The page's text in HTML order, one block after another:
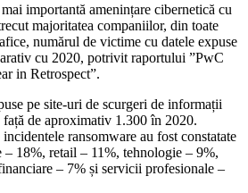
importantă amenințare cibernetică cu
majoritatea companiilor, din toate
numărul de victime cu datele expuse
cu 2020, potrivit raportului ”PwC
in Retrospect”.
pe site-uri de scurgeri de informații
de aproximativ 1.300 în 2020.
ransomware au fost constatate
– 18%, retail – 11%, tehnologie – 9%,
– 7% și servicii profesionale –